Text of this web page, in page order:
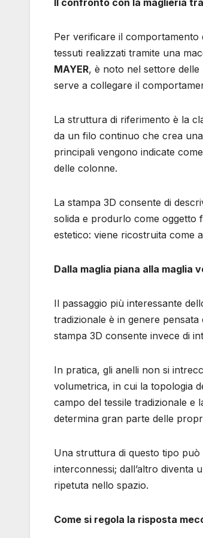
Per verificare il
tessuti realizzati tramite una
MAYER, è noto nel settore
serve a collegare il
La struttura di riferimento è la
da un filo continuo che crea
principali vengono indicate come
delle colonne.
La stampa 3D consente di
solida e produrlo come oggetto
estetico: viene ricostruita come
Dalla maglia piana alla maglia
Il passaggio più interessante
tradizionale è in genere
stampa 3D consente invece di
In pratica, gli anelli non si
volumetrica, in cui la topologia
campo del tessile tradizionale e
determina gran parte delle
Una struttura di questo tipo
interconnessi; dall’altro diventa
ripetuta nello spazio.
Come si regola la risposta